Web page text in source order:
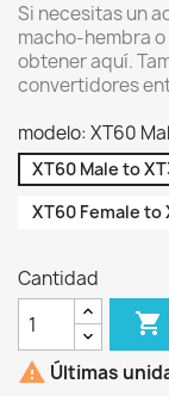
Si necesitas un
macho-hembra
obtener aquí.
convertidores
modelo: XT60
XT60 Male to
XT60 Female to
Cantidad

 Últimas